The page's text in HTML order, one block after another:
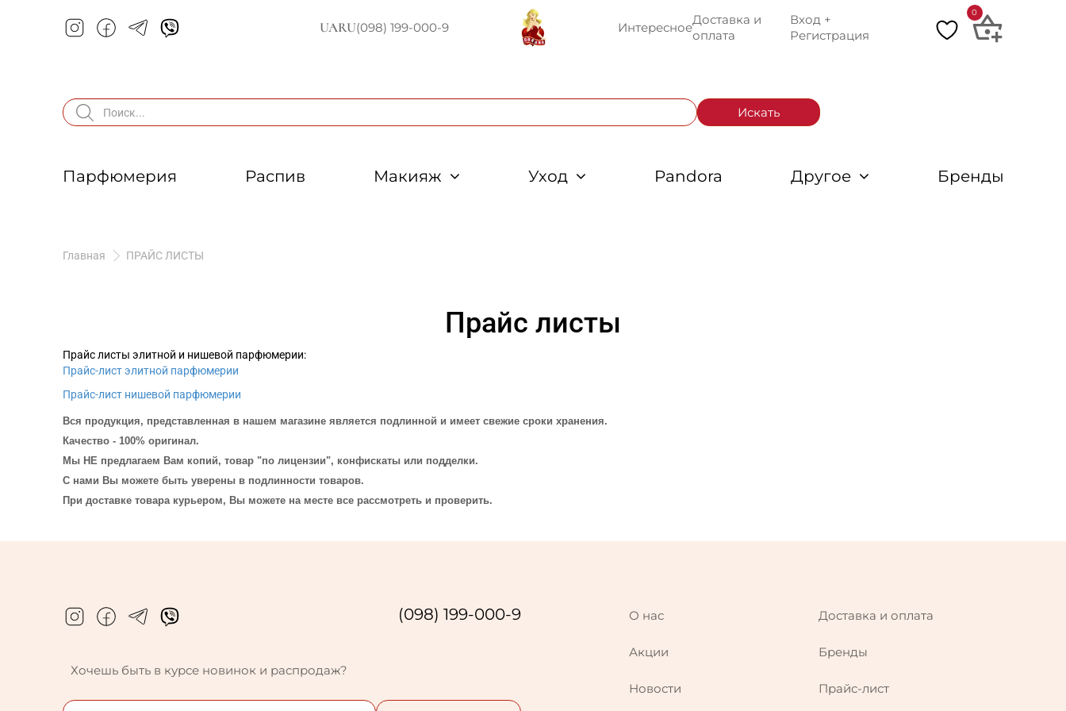
UARU(098) 199-000-9 Интересное
Доставка и
оплата
Вход +
Регистрация
0
Искать
Парфюмерия Распив Макияж Уход Pandora Другое Бренды
Главная ПРАЙС ЛИСТЫ
Прайс листы
Прайс листы элитной и нишевой парфюмерии:
Прайс-лист элитной парфюмерии
Прайс-лист нишевой парфюмерии
Вся продукция, представленная в нашем магазине является подлинной и имеет свежие сроки хранения.
Качество - 100% оригинал.
Мы НЕ предлагаем Вам копий, товар "по лицензии", конфискаты или подделки.
С нами Вы можете быть уверены в подлинности товаров.
При доставке товара курьером, Вы можете на месте все рассмотреть и проверить.
(098) 199-000-9
Хочешь быть в курсе новинок и распродаж?
О нас Доставка и оплата
Акции Бренды
Новости Прайс-лист